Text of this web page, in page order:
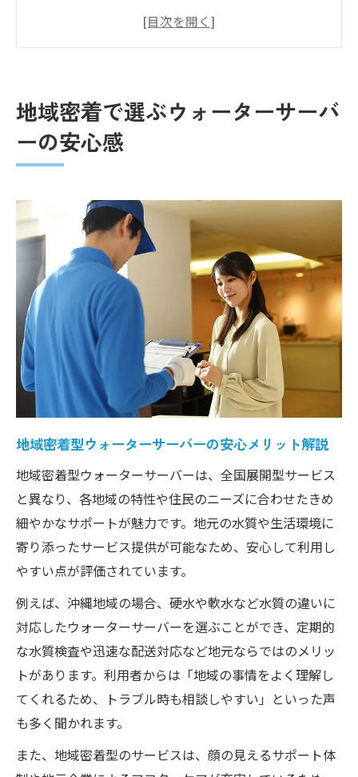
ウォーターサーバーで地元に根ざしたサポ
ウォーターサーバー選びで重視したいサポ
ート内容
ウォーターサーバー導入時に見るべき地域密着
の強み
ウォーターサーバー導入時の地域密着サポ
ート強化策
地元密着のウォーターサーバーで得られる
安心感
ウォーターサーバー選定時のサポート体制
を比較
地域密着型ウォーターサーバーの強みと選
び方
ウォーターサーバー導入で重視すべき地域
対応
ウォーターサーバーと水道水の安全性を比べて
みた
ウォーターサーバーと水道水の安全性比較
ポイント
ウォーターサーバーと水道水はどちらが危
険か検証
ウォーターサーバーで飲用リスクを減らす
方法
地域密着型ウォーターサーバーの安全性を
評価
地域密着で選ぶウォーターサーバ
ーの安心感
地域密着型ウォーターサーバーの安心メリット解説
地域密着型ウォーターサーバーは、全国展開型サービス
と異なり、各地域の特性や住民のニーズに合わせたきめ
細やかなサポートが魅力です。地元の水質や生活環境に
寄り添ったサービス提供が可能なため、安心して利用し
やすい点が評価されています。
例えば、沖縄地域の場合、硬水や軟水など水質の違いに
対応したウォーターサーバーを選ぶことができ、定期的
な水質検査や迅速な配送対応など地元ならではのメリッ
トがあります。利用者からは「地域の事情をよく理解し
てくれるため、トラブル時も相談しやすい」といった声
も多く聞かれます。
また、地域密着型のサービスは、顔の見えるサポート体